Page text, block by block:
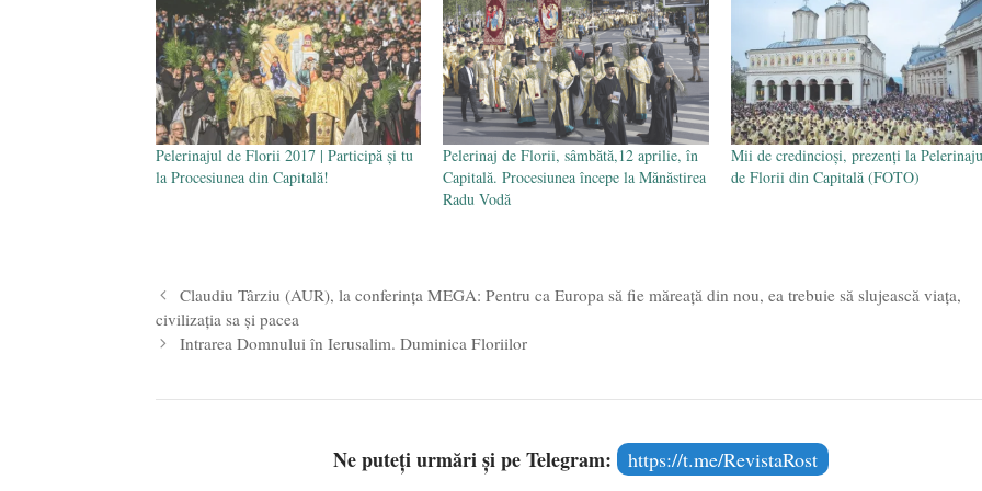
Pelerinajul de Florii 2017 | Participă şi tu
la Procesiunea din Capitală!
Pelerinaj de Florii, sâmbătă,12 aprilie, în
Capitală. Procesiunea începe la Mănăstirea
Radu Vodă
Mii de credincioși, prezenți la
de Florii din Capitală (FOTO)
Claudiu Târziu (AUR), la conferința MEGA: Pentru ca Europa să fie măreață din nou, ea trebuie să slujească viața,
civilizația sa și pacea
Intrarea Domnului în Ierusalim. Duminica Floriilor
Ne puteți urmări și pe Telegram: https://t.me/RevistaRost